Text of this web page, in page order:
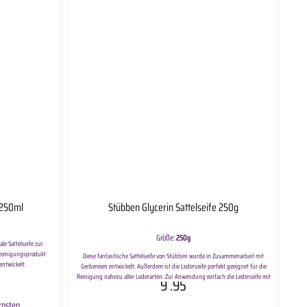
Sattelseife zur
Stübben Glycerin Sattelseife 250g
Größe:250g
Diese fantastische Sattelseife von Stübben wurde in Zusammenarbeit mit
Gerbereien entwickelt. Außerdem ist die Lederseife perfekt geeignet für die
Reinigung nahezu aller Lederarten. Zur Anwendung einfach die Lederseife mit
einem feuchten Schwamm auf das zu reinigende Leder auftragen.
9.95